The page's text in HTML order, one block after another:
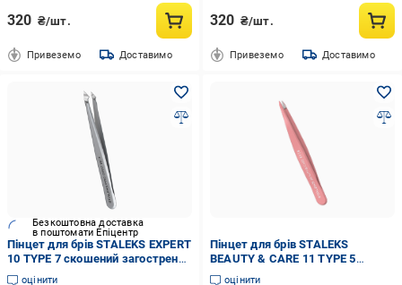
320 ₴/шт.
Привеземо Доставимо
320 ₴/шт.
Привеземо Доставимо
Безкоштовна доставка
в поштомати Епіцентр
Пінцет для брів STALEKS EXPERT
10 TYPE 7 скошений загострений
(TE-10/7)
оцінити
Пінцет для брів STALEKS
BEAUTY & CARE 11 TYPE 5
точковий (TBC-11/5)
оцінити